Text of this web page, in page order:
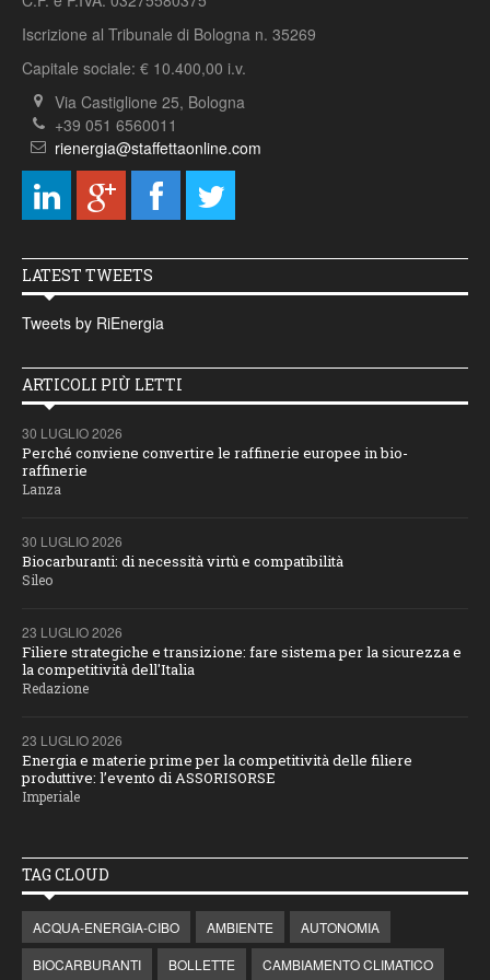
Iscrizione al Tribunale di Bologna n. 35269
Capitale sociale: € 10.400,00 i.v.
Via Castiglione 25, Bologna
+39 051 6560011
rienergia@staffettaonline.com
LATEST TWEETS
Tweets by RiEnergia
ARTICOLI PIÙ LETTI
30 LUGLIO 2026
Perché conviene convertire le raffinerie europee in bio-
raffinerie
Lanza
30 LUGLIO 2026
Biocarburanti: di necessità virtù e compatibilità
Sileo
23 LUGLIO 2026
Filiere strategiche e transizione: fare sistema per la sicurezza e
la competitività dell'Italia
Redazione
23 LUGLIO 2026
Energia e materie prime per la competitività delle filiere
produttive: l’evento di ASSORISORSE
Imperiale
TAG CLOUD
ACQUA-ENERGIA-CIBO AMBIENTE
AUTONOMIA
BIOCARBURANTI
BOLLETTE CAMBIAMENTO CLIMATICO